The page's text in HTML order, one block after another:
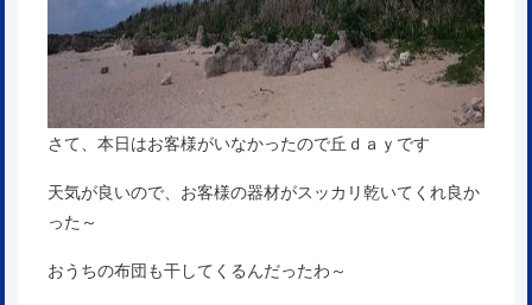
さて、本日はお客様がいなかったので丘ｄａｙです
天気が良いので、お客様の器材がスッカリ乾いてくれ良か
った～
おうちの布団も干してくるんだったわ～